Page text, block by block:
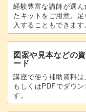
経験豊富な講師が選
たキットをご用意。
入することもできます。
図案や見本などの
ード
講座で使う補助資料は
もしくはPDFでダウ
す。